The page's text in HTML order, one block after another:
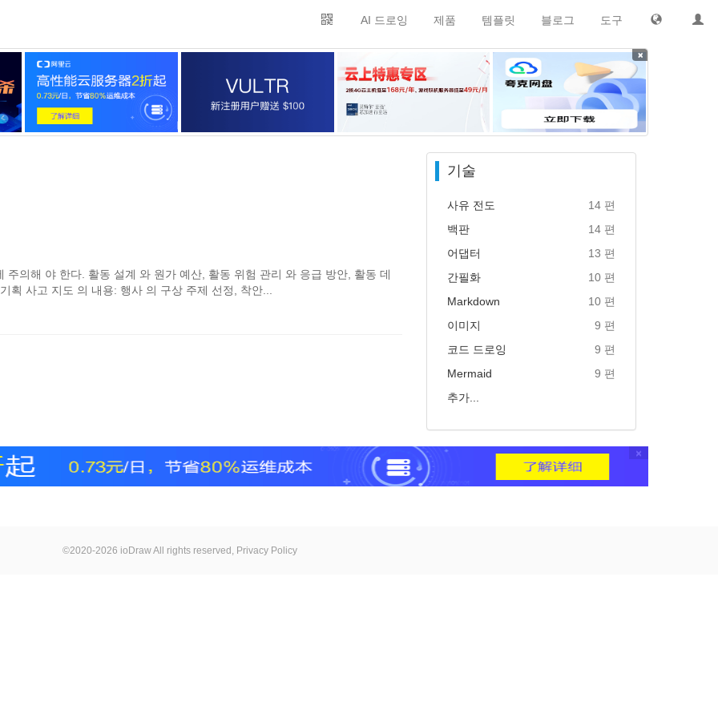
도구
블로그
템플릿
제품
AI 드로잉
×
의해 야 한다. 활동 설계 와 원가 예산, 활동 위험 관리 와 응급 방안, 활동 데
사고 지도 의 내용: 행사 의 구상 주제 선정, 착안...
기술
사유 전도
14 편
백판
14 편
어댑터
13 편
간필화
10 편
Markdown
10 편
이미지
9 편
코드 드로잉
9 편
Mermaid
9 편
추가...
×
©2020-2026 ioDraw All rights reserved, Privacy Policy